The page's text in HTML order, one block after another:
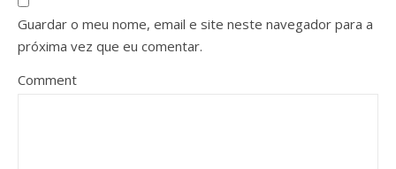
Guardar o meu nome, email e site neste navegador para a
próxima vez que eu comentar.
Comment